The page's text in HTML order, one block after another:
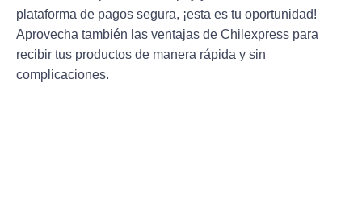
plataforma de pagos segura, ¡esta es tu oportunidad!
Aprovecha también las ventajas de Chilexpress para
recibir tus productos de manera rápida y sin
complicaciones.